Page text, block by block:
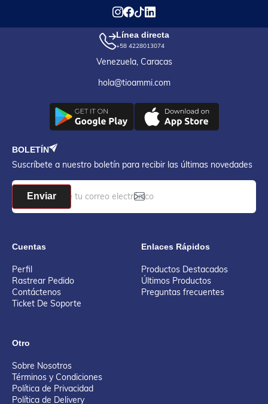
Línea directa
+58 4228013074
Venezuela, Caracas
hola@tioammi.com
BOLETÍN
Suscríbete a nuestro boletín para recibir las últimas novedades
Enviar
Cuentas
Perfil
Rastrear Pedido
Contáctenos
Ticket De Soporte
Enlaces Rápidos
Productos Destacados
Últimos Productos
Preguntas frecuentes
Otro
Sobre Nosotros
Términos y Condiciones
Política de Privacidad
Política de Delivery